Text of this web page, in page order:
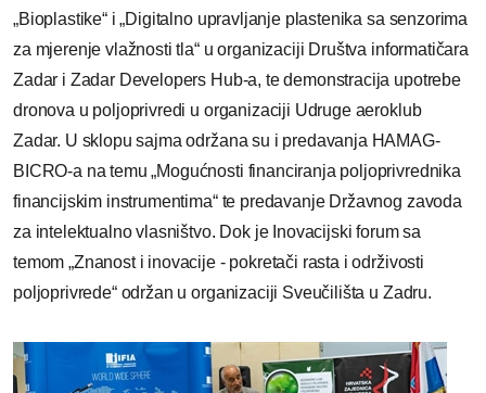
„Bioplastike“ i „Digitalno upravljanje plastenika sa senzorima
za mjerenje vlažnosti tla“ u organizaciji Društva informatičara
Zadar i Zadar Developers Hub-a, te demonstracija upotrebe
dronova u poljoprivredi u organizaciji Udruge aeroklub
Zadar. U sklopu sajma održana su i predavanja HAMAG-
BICRO-a na temu „Mogućnosti financiranja poljoprivrednika
financijskim instrumentima“ te predavanje Državnog zavoda
za intelektualno vlasništvo. Dok je Inovacijski forum sa
temom „Znanost i inovacije - pokretači rasta i održivosti
poljoprivrede“ održan u organizaciji Sveučilišta u Zadru.